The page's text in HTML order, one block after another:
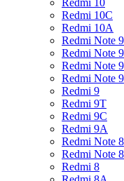
Redmi 10
Redmi 10C
Redmi 10A
Redmi Note
Redmi Note
Redmi Note
Redmi Note 9
Redmi 9
Redmi 9T
Redmi 9C
Redmi 9A
Redmi Note 8
Redmi Note
Redmi 8